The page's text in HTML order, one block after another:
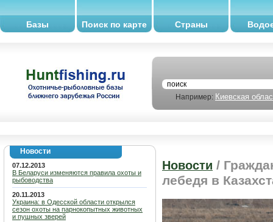
Базы Поиск по карте Страны
Например: Киевская
Новости
07.12.2013
В Беларуси изменяются правила охоты и
рыбоводства
20.11.2013
Украина: в Одесской области открылся
сезон охоты на парнокопытных животных
и пушных зверей
Новости /
лебедя в